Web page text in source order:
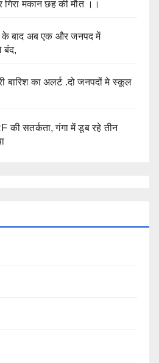
मकान छह की मौत ।।
के बाद अब एक और जनपद में
बंद,
बारिश का अलर्ट .दो जनपदों मे स्कूल
की सतर्कता, गंगा में डूब रहे तीन